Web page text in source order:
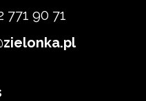
771 90 71